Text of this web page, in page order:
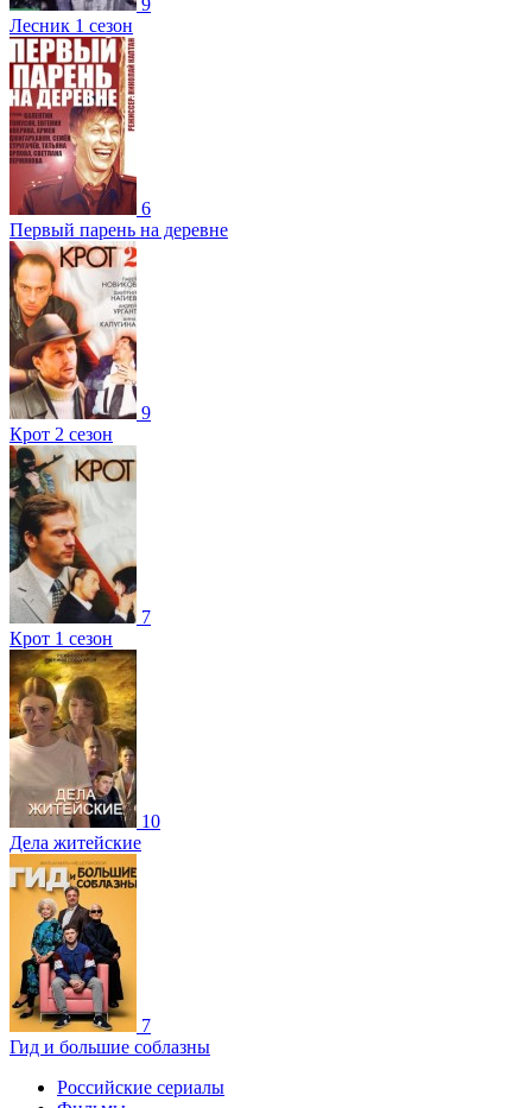
Лесник 1 сезон
6
Первый парень на деревне
9
Крот 2 сезон
7
Крот 1 сезон
10
Дела житейские
7
Гид и большие соблазны
Российские сериалы